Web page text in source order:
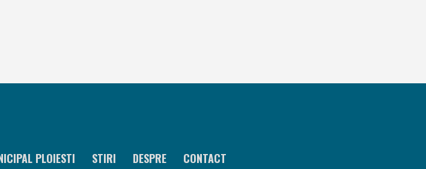
PLOIESTI STIRI DESPRE CONTACT